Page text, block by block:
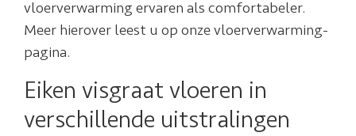
vloerverwarming ervaren als comfortabeler.
Meer hierover leest u op onze vloerverwarming-
pagina.
Eiken visgraat vloeren in
verschillende uitstralingen